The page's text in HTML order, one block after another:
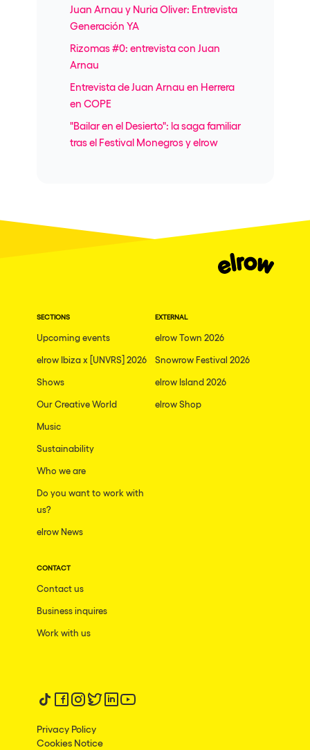
Juan Arnau y Nuria Oliver: Entrevista
Generación YA
Rizomas #0: entrevista con Juan
Arnau
Entrevista de Juan Arnau en Herrera
en COPE
"Bailar en el Desierto": la saga familiar
tras el Festival Monegros y elrow
SECTIONS
Upcoming events
elrow Ibiza x [UNVRS] 2026
Shows
Our Creative World
Music
Sustainability
Who we are
Do you want to work with
us?
elrow News
EXTERNAL
elrow Town 2026
Snowrow Festival 2026
elrow Island 2026
elrow Shop
CONTACT
Contact us
Business inquires
Work with us
Follow us on tiktok
Follow us on facebook
Follow us on instagram
Follow us on twitter
Follow us on linkedin
Follow us on youtube
Privacy Policy
Cookies Notice